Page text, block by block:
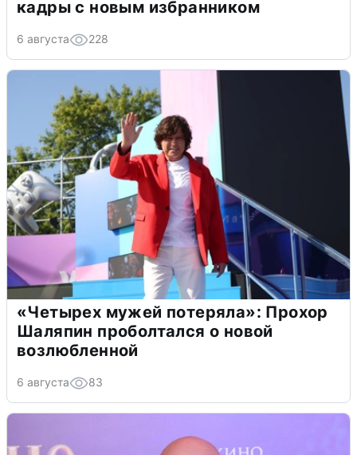
кадры с новым избранником
6 августа 228
«Четырех мужей потеряла»: Прохор
Шаляпин проболтался о новой
возлюбленной
6 августа 83